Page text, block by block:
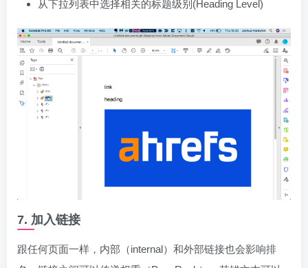
从下拉列表中选择相关的标题级别(Heading Level)
7. 加入链接
跟任何页面一样，内部（internal）和外部链接也会影响排